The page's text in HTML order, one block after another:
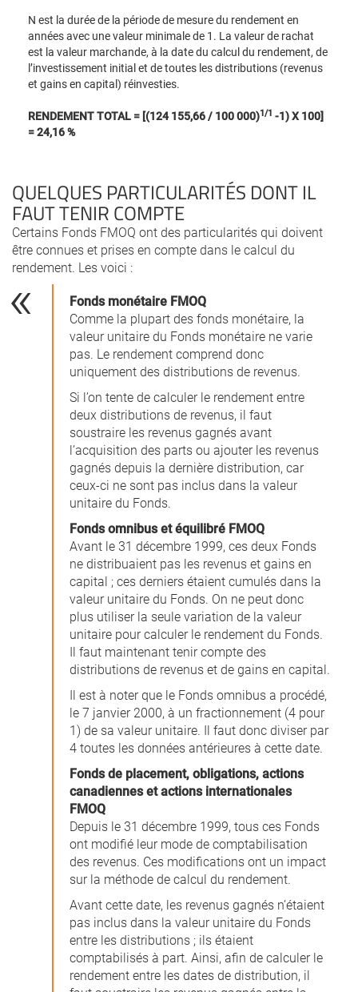
N est la durée de la période de mesure du rendement en
années avec une valeur minimale de 1. La valeur de rachat
est la valeur marchande, à la date du calcul du rendement, de
l’investissement initial et de toutes les distributions (revenus
et gains en capital) réinvesties.
RENDEMENT TOTAL = [(124 155,66 / 100 000)1/1 -1) X 100]
= 24,16 %
QUELQUES PARTICULARITÉS DONT IL
FAUT TENIR COMPTE
Certains Fonds FMOQ ont des particularités qui doivent
être connues et prises en compte dans le calcul du
rendement. Les voici :
Fonds monétaire FMOQ
Comme la plupart des fonds monétaire, la
valeur unitaire du Fonds monétaire ne varie
pas. Le rendement comprend donc
uniquement des distributions de revenus.
Si l’on tente de calculer le rendement entre
deux distributions de revenus, il faut
soustraire les revenus gagnés avant
l’acquisition des parts ou ajouter les revenus
gagnés depuis la dernière distribution, car
ceux-ci ne sont pas inclus dans la valeur
unitaire du Fonds.
Fonds omnibus et équilibré FMOQ
Avant le 31 décembre 1999, ces deux Fonds
ne distribuaient pas les revenus et gains en
capital ; ces derniers étaient cumulés dans la
valeur unitaire du Fonds. On ne peut donc
plus utiliser la seule variation de la valeur
unitaire pour calculer le rendement du Fonds.
Il faut maintenant tenir compte des
distributions de revenus et de gains en capital.
Il est à noter que le Fonds omnibus a procédé,
le 7 janvier 2000, à un fractionnement (4 pour
1) de sa valeur unitaire. Il faut donc diviser par
4 toutes les données antérieures à cette date.
Fonds de placement, obligations, actions
canadiennes et actions internationales
FMOQ
Depuis le 31 décembre 1999, tous ces Fonds
ont modifié leur mode de comptabilisation
des revenus. Ces modifications ont un impact
sur la méthode de calcul du rendement.
Avant cette date, les revenus gagnés n’étaient
pas inclus dans la valeur unitaire du Fonds
entre les distributions ; ils étaient
comptabilisés à part. Ainsi, afin de calculer le
rendement entre les dates de distribution, il